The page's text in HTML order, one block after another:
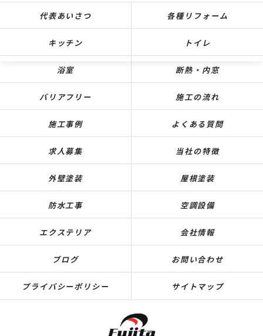
代表あいさつ 各種リフォーム
キッチン トイレ
浴室 断熱・内窓
バリアフリー 施工の流れ
施工事例 よくある質問
求人募集 当社の特徴
外壁塗装 屋根塗装
防水工事 空調設備
エクステリア 会社情報
ブログ お問い合わせ
プライバシーポリシー サイトマップ